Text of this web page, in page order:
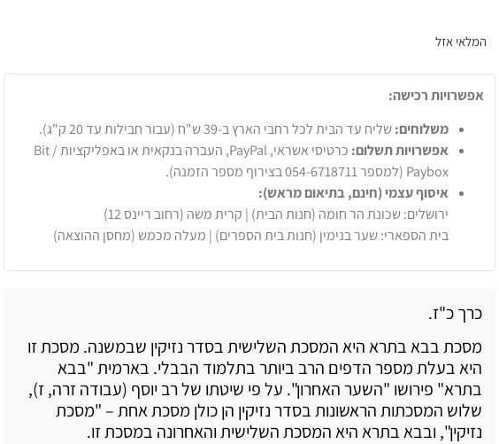
המלאי אזל
אפשרויות רכישה:
משלוחים:שליח עד הבית לכל רחבי הארץ ב-39 ש"ח (עבור חבילות עד 20 ק"ג).
אפשרויות תשלום:
כרטיסי אשראי, PayPal, העברה בנקאית או באפליקציות Bit /
Paybox (למספר 054-6718711 בצירוף מספר הזמנה).
איסוף עצמי (חינם, בתיאום מראש):
ירושלים: שכונת הר חומה (חנות הבית) | קרית משה (רחוב ריינס 12)
בית הספארי: שער בנימין (חנות בית הספרים) | מעלה מכמש (מחסן ההוצאה)
כרך כ"ז.
מסכת בבא בתרא היא המסכת השלישית בסדר נזיקין שבמשנה. מסכת זו
היא בעלת מספר הדפים הרב ביותר בתלמוד הבבלי. בארמית "בבא
בתרא" פירושו "השער האחרון". על פי שיטתו של רב יוסף (עבודה זרה, ז),
שלוש המסכתות הראשונות בסדר נזיקין הן כולן מסכת אחת – "מסכת
נזיקין", ובבא בתרא היא המסכת השלישית והאחרונה במסכת זו.